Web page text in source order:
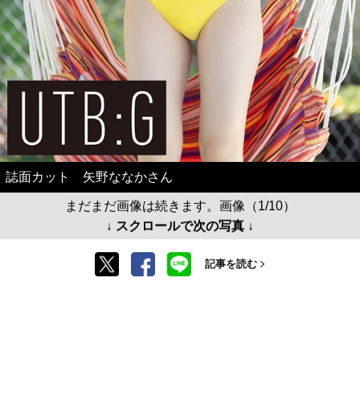
誌面カット 矢野ななかさん
まだまだ画像は続きます。画像（1/10）
↓ スクロールで次の写真 ↓
記事を読む